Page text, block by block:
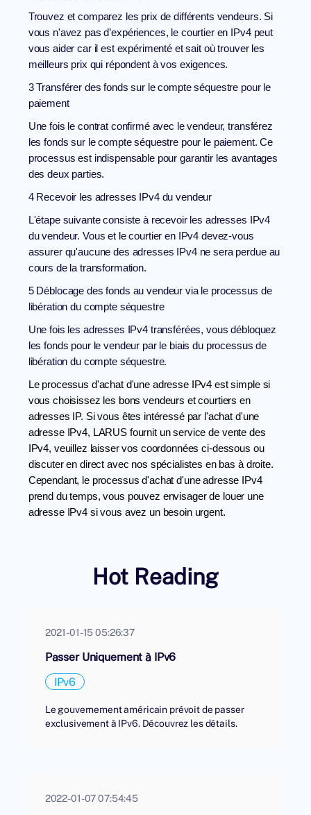
Trouvez et comparez les prix de différents vendeurs. Si
vous n'avez pas d’expériences, le courtier en IPv4 peut
vous aider car il est expérimenté et sait où trouver les
meilleurs prix qui répondent à vos exigences.
3 Transférer des fonds sur le compte séquestre pour le
paiement
Une fois le contrat confirmé avec le vendeur, transférez
les fonds sur le compte séquestre pour le paiement. Ce
processus est indispensable pour garantir les avantages
des deux parties.
4 Recevoir les adresses IPv4 du vendeur
L'étape suivante consiste à recevoir les adresses IPv4
du vendeur. Vous et le courtier en IPv4 devez-vous
assurer qu'aucune des adresses IPv4 ne sera perdue au
cours de la transformation.
5 Déblocage des fonds au vendeur via le processus de
libération du compte séquestre
Une fois les adresses IPv4 transférées, vous débloquez
les fonds pour le vendeur par le biais du processus de
libération du compte séquestre.
Le processus d'achat d'une adresse IPv4 est simple si
vous choisissez les bons vendeurs et courtiers en
adresses IP. Si vous êtes intéressé par l'achat d'une
adresse IPv4, LARUS fournit unservice de vente des
IPv4, veuillez laisser vos coordonnées ci-dessous ou
discuter en direct avec nos spécialistes en bas à droite.
Cependant, le processus d'achat d'une adresse IPv4
prend du temps, vous pouvez envisager de louer une
adresse IPv4 si vous avez un besoin urgent.
Hot Reading
2021-01-15 05:26:37
Passer Uniquement à IPv6
IPv6
Le gouvernement américain prévoit de passer
exclusivement à IPv6. Découvrez les détails.
2022-01-07 07:54:45